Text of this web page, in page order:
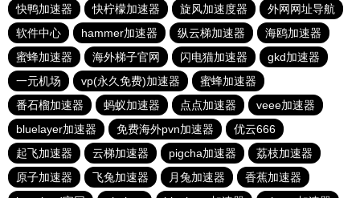
快鸭加速器
快柠檬加速器 旋风加速度器
外网网址导航
软件中心
hammer加速器 纵云梯加速器
海鸥加速器
蜜蜂加速器
海外梯子官网 闪电猫加速器
gkd加速器
一元机场
vp(永久免费)加速器
蜜蜂加速器
番石榴加速器
蚂蚁加速器 点点加速器
veee加速器
bluelayer加速器
免费海外pvn加速器
优云666
起飞加速器
云梯加速器 pigcha加速器
荔枝加速器
原子加速器
飞兔加速器 月兔加速器
香蕉加速器